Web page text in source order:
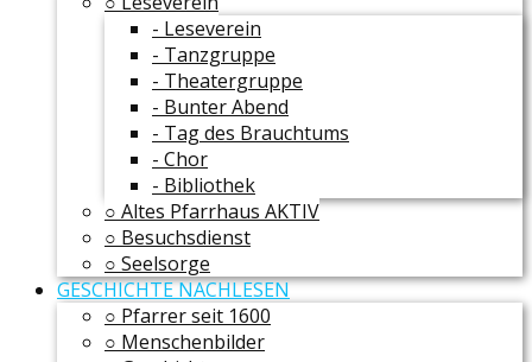
- Leseverein
- Tanzgruppe
- Theatergruppe
- Bunter Abend
- Tag des Brauchtums
- Chor
- Bibliothek
○ Altes Pfarrhaus AKTIV
○ Besuchsdienst
○ Seelsorge
GESCHICHTE NACHLESEN
○ Pfarrer seit 1600
○ Menschenbilder